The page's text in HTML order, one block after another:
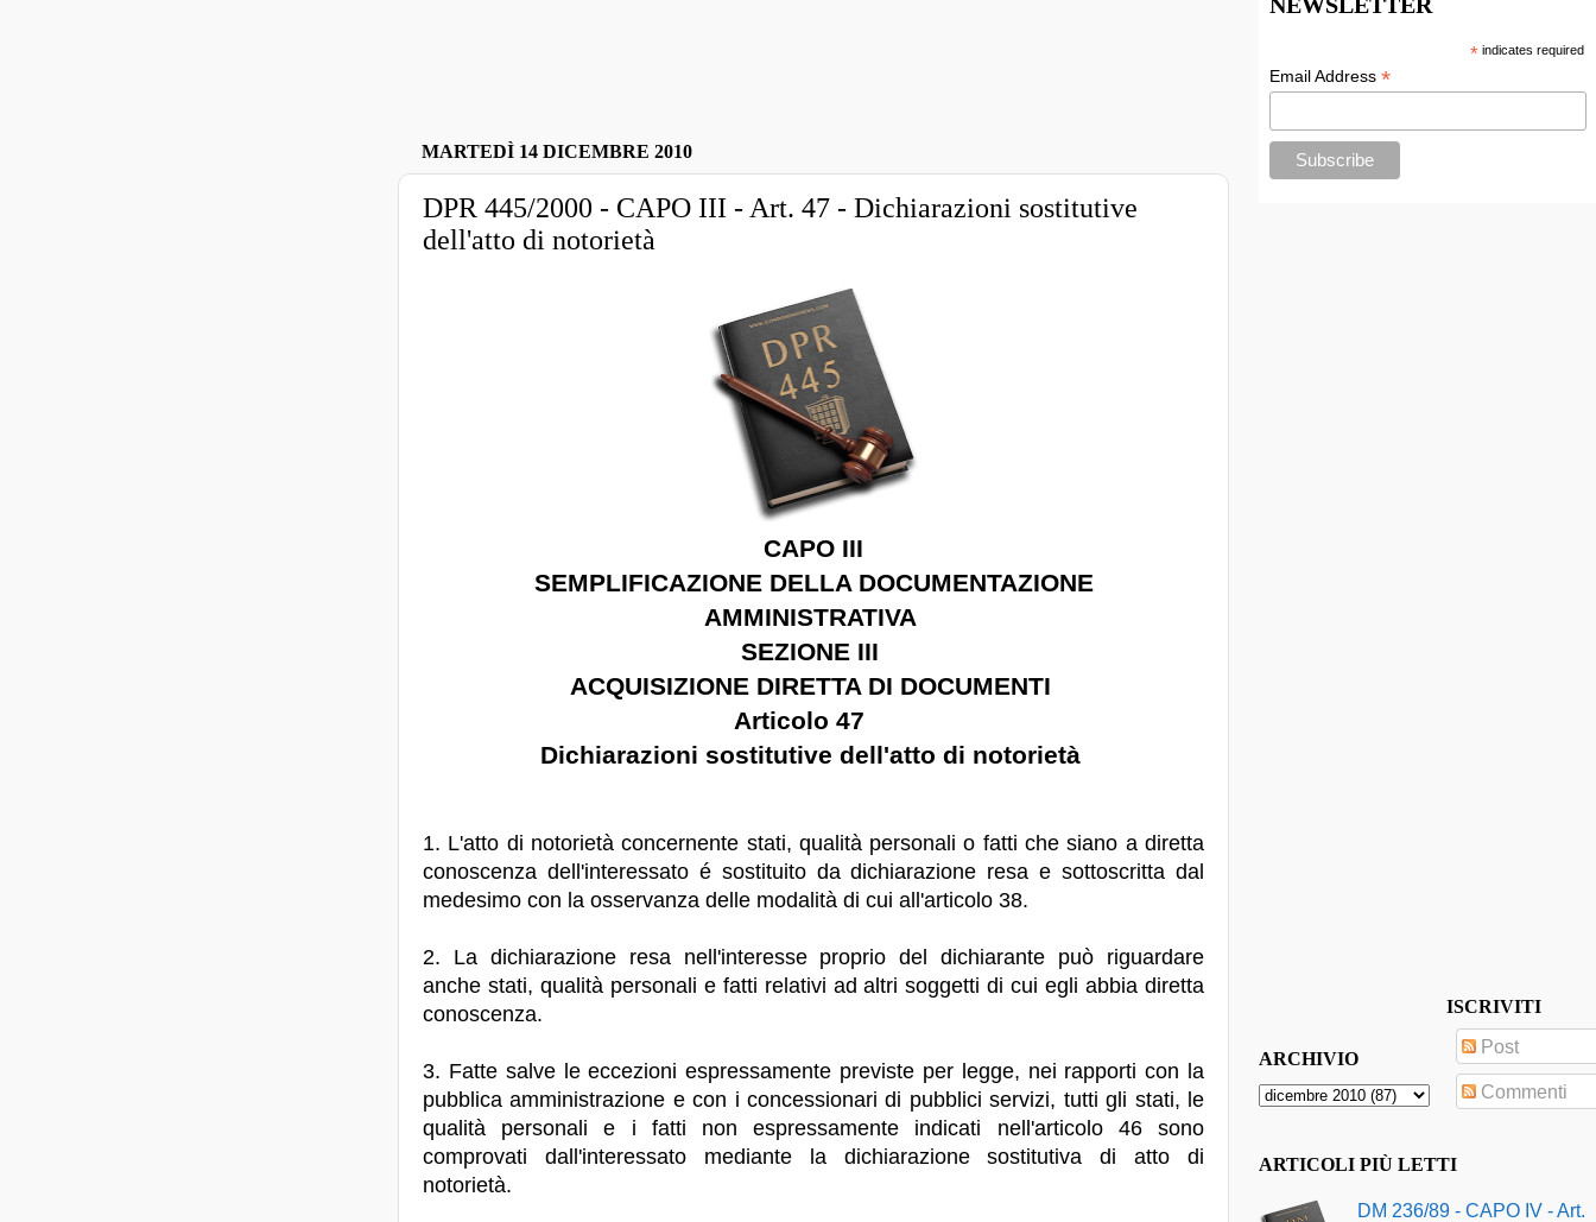
MARTEDÌ 14 DICEMBRE 2010
DPR 445/2000 - CAPO III - Art. 47 - Dichiarazioni sostitutive
dell'atto di notorietà
CAPO III
SEMPLIFICAZIONE DELLA DOCUMENTAZIONE
AMMINISTRATIVA
SEZIONE III
ACQUISIZIONE DIRETTA DI DOCUMENTI
Articolo 47
Dichiarazioni sostitutive dell'atto di notorietà
1. L'atto di notorietà concernente stati, qualità personali o fatti che siano a diretta
conoscenza dell'interessato é sostituito da dichiarazione resa e sottoscritta dal
medesimo con la osservanza delle modalità di cui all'articolo 38.
2. La dichiarazione resa nell'interesse proprio del dichiarante può riguardare
anche stati, qualità personali e fatti relativi ad altri soggetti di cui egli abbia diretta
conoscenza.
3. Fatte salve le eccezioni espressamente previste per legge, nei rapporti con la
pubblica amministrazione e con i concessionari di pubblici servizi, tutti gli stati, le
qualità personali e i fatti non espressamente indicati nell'articolo 46 sono
comprovati dall'interessato mediante la dichiarazione sostitutiva di atto di
notorietà.
NEWSLETTER
*indicates required
Email Address *
ARCHIVIO
ISCRIVITI
Post
Commenti
ARTICOLI PIÙ LETTI
DM 236/89 - CAPO IV - Art.